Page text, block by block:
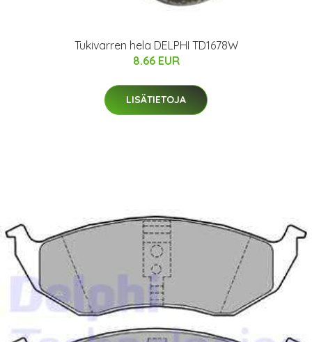
Tukivarren hela DELPHI TD1678W
8.66 EUR
LISÄTIETOJA